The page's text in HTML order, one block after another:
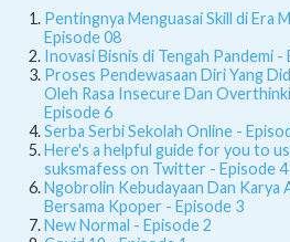
Pentingnya Menguasai Skill di Era
Episode 08
Inovasi Bisnis di Tengah Pandemi -
Proses Pendewasaan Diri Yang
Oleh Rasa Insecure Dan
Episode 6
Serba Serbi Sekolah Online -
Here's a helpful guide for you to
suksmafess on Twitter - Episode 4
Ngobrolin Kebudayaan Dan Karya
Bersama Kpoper - Episode 3
New Normal - Episode 2